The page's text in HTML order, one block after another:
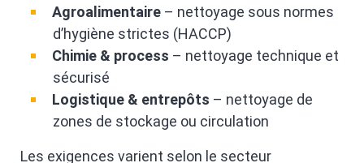
Agroalimentaire – nettoyage sous normes
d’hygiène strictes (HACCP)
Chimie & process – nettoyage technique et
sécurisé
Logistique & entrepôts – nettoyage de
zones de stockage ou circulation
Les exigences varient selon le secteur